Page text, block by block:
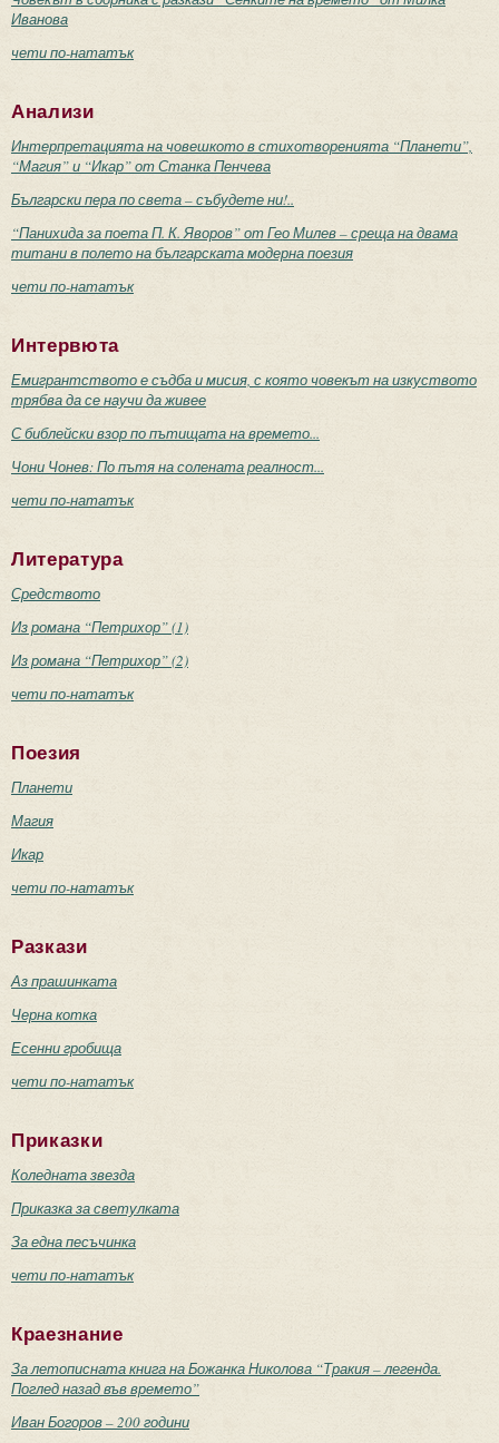
Иванова
чети по-нататък
Анализи
Интерпретацията на човешкото в стихотворенията “Планети”,
“Магия” и “Икар” от Станка Пенчева
Български пера по света – събудете ни!..
“Панихида за поета П. К. Яворов” от Гео Милев – среща на двама
титани в полето на българската модерна поезия
чети по-нататък
Интервюта
Емигрантството е съдба и мисия, с която човекът на изкуството
трябва да се научи да живее
С библейски взор по пътищата на времето...
Чони Чонев: По пътя на солената реалност...
чети по-нататък
Литература
Средството
Из романа “Петрихор” (1)
Из романа “Петрихор” (2)
чети по-нататък
Поезия
Планети
Магия
Икар
чети по-нататък
Разкази
Аз прашинката
Черна котка
Есенни гробища
чети по-нататък
Приказки
Коледната звезда
Приказка за светулката
За една песъчинка
чети по-нататък
Краезнание
За летописната книга на Божанка Николова “Тракия – легенда.
Поглед назад във времето”
Иван Богоров – 200 години